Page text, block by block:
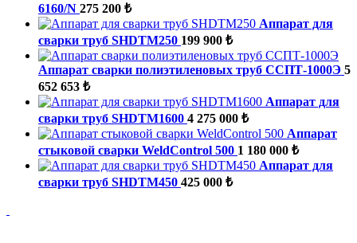
6160/N 275 200 ₺
Аппарат для
сварки труб SHDTM250 199 900 ₺
Аппарат сварки полиэтиленовых труб ССПТ-1000Э 5
652 653 ₺
Аппарат для
сварки труб SHDTM1600 4 275 000 ₺
Аппарат
стыковой сварки WeldControl 500 1 180 000 ₺
Аппарат для
сварки труб SHDTM450 425 000 ₺